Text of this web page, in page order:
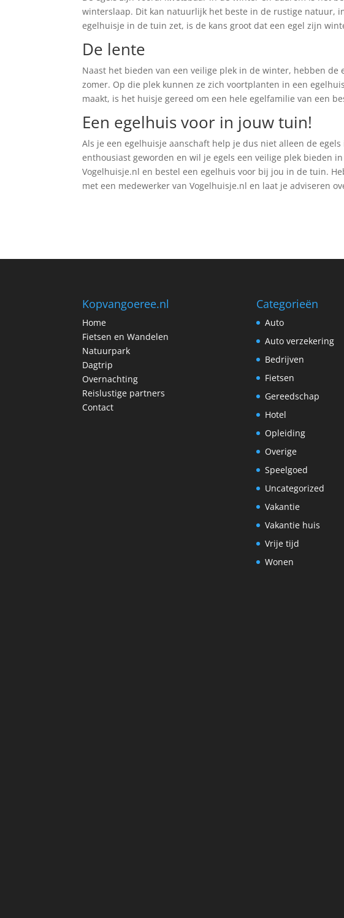
winterslaap. Dit kan natuurlijk het beste in de rustige natuur,
egelhuisje in de tuin zet, is de kans groot dat een egel zijn
De lente
Naast het bieden van een veilige plek in de winter, hebben
zomer. Op die plek kunnen ze zich voortplanten in een
maakt, is het huisje gereed om een hele egelfamilie van een
Een egelhuis voor in jouw tuin!
Als je een egelhuisje aanschaft help je dus niet alleen de
enthousiast geworden en wil je egels een veilige plek bieden
Vogelhuisje.nl en bestel een egelhuis voor bij jou in de tuin.
met een medewerker van Vogelhuisje.nl en laat je adviseren
Kopvangoeree.nl
Home
Fietsen en Wandelen
Natuurpark
Dagtrip
Overnachting
Reislustige partners
Contact
Categorieën
Auto
Auto verzekering
Bedrijven
Fietsen
Gereedschap
Hotel
Opleiding
Overige
Speelgoed
Uncategorized
Vakantie
Vakantie huis
Vrije tijd
Wonen